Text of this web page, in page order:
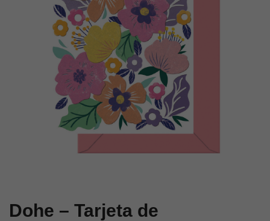
Tamaño
Modelo
11,5
Modelo
Coctel
Dohe – Tarjeta de